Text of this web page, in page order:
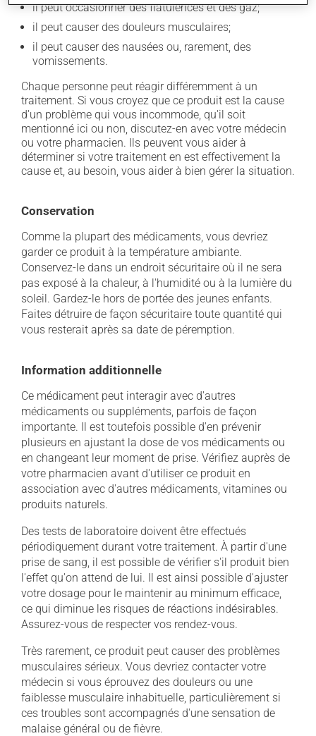
il peut occasionner des flatulences et des gaz;
il peut causer des douleurs musculaires;
il peut causer des nausées ou, rarement, des
vomissements.
Chaque personne peut réagir différemment à un
traitement. Si vous croyez que ce produit est la cause
d'un problème qui vous incommode, qu'il soit
mentionné ici ou non, discutez-en avec votre médecin
ou votre pharmacien. Ils peuvent vous aider à
déterminer si votre traitement en est effectivement la
cause et, au besoin, vous aider à bien gérer la situation.
Conservation
Comme la plupart des médicaments, vous devriez
garder ce produit à la température ambiante.
Conservez-le dans un endroit sécuritaire où il ne sera
pas exposé à la chaleur, à l'humidité ou à la lumière du
soleil. Gardez-le hors de portée des jeunes enfants.
Faites détruire de façon sécuritaire toute quantité qui
vous resterait après sa date de péremption.
Information additionnelle
Ce médicament peut interagir avec d'autres
médicaments ou suppléments, parfois de façon
importante. Il est toutefois possible d'en prévenir
plusieurs en ajustant la dose de vos médicaments ou
en changeant leur moment de prise. Vérifiez auprès de
votre pharmacien avant d'utiliser ce produit en
association avec d'autres médicaments, vitamines ou
produits naturels.
Des tests de laboratoire doivent être effectués
périodiquement durant votre traitement. À partir d'une
prise de sang, il est possible de vérifier s'il produit bien
l'effet qu'on attend de lui. Il est ainsi possible d'ajuster
votre dosage pour le maintenir au minimum efficace,
ce qui diminue les risques de réactions indésirables.
Assurez-vous de respecter vos rendez-vous.
Très rarement, ce produit peut causer des problèmes
musculaires sérieux. Vous devriez contacter votre
médecin si vous éprouvez des douleurs ou une
faiblesse musculaire inhabituelle, particulièrement si
ces troubles sont accompagnés d'une sensation de
malaise général ou de fièvre.